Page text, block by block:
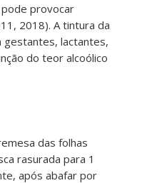
provocar
2018). A tintura da
gestantes, lactantes,
do teor alcoólico
das folhas
rasurada para 1
após abafar por